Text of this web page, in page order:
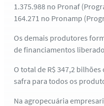
1.375.988 no Pronaf
164.271 no Pronamp
Os demais produtores
de financiamentos
O total de R$ 347,2
safra para todos os
Na agropecuária